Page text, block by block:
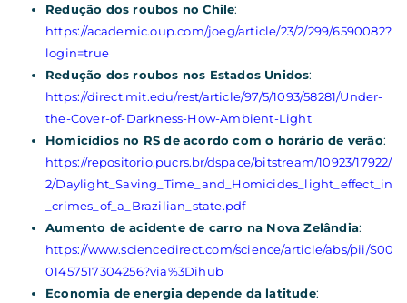
Redução dos roubos no Chile:
https://academic.oup.com/joeg/article/23/2/299/6590082?
login=true
Redução dos roubos nos Estados Unidos:
https://direct.mit.edu/rest/article/97/5/1093/58281/Under-
the-Cover-of-Darkness-How-Ambient-Light
Homicídios no RS de acordo com o horário de verão:
https://repositorio.pucrs.br/dspace/bitstream/10923/17922/
2/Daylight_Saving_Time_and_Homicides_light_effect_in
_crimes_of_a_Brazilian_state.pdf
Aumento de acidente de carro na Nova Zelândia:
https://www.sciencedirect.com/science/article/abs/pii/S00
01457517304256?via%3Dihub
Economia de energia depende da latitude: